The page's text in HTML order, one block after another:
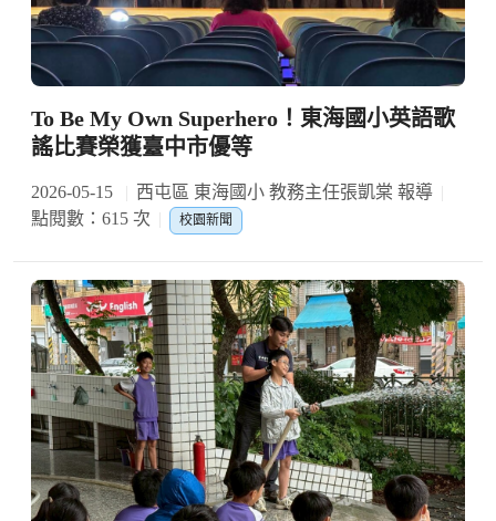
To Be My Own Superhero！東海國小英語歌
謠比賽榮獲臺中市優等
2026-05-15
西屯區 東海國小 教務主任張凱棠 報導
點閱數：615 次
校園新聞